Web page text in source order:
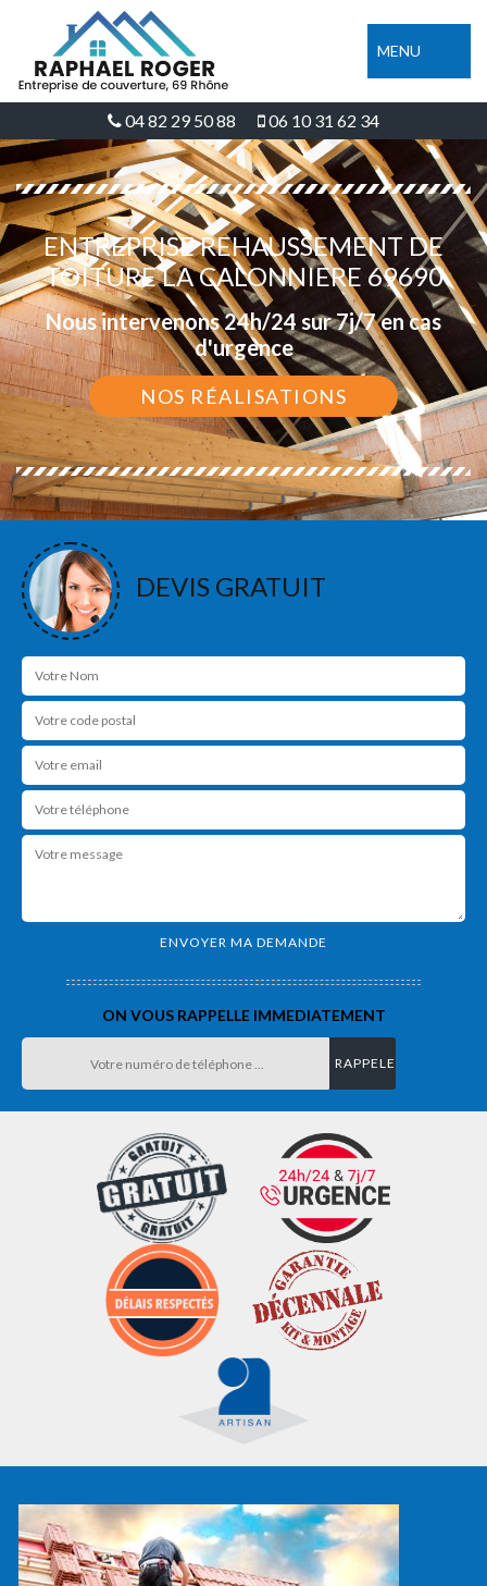
MENU
04 82 29 50 88 06 10 31 62 34
ENTREPRISE REHAUSSEMENT DE
TOITURE LA CALONNIERE 69690
Nous intervenons 24h/24 sur 7j/7 en cas
d'urgence
NOS RÉALISATIONS
DEVIS GRATUIT
ON VOUS RAPPELLE IMMEDIATEMENT